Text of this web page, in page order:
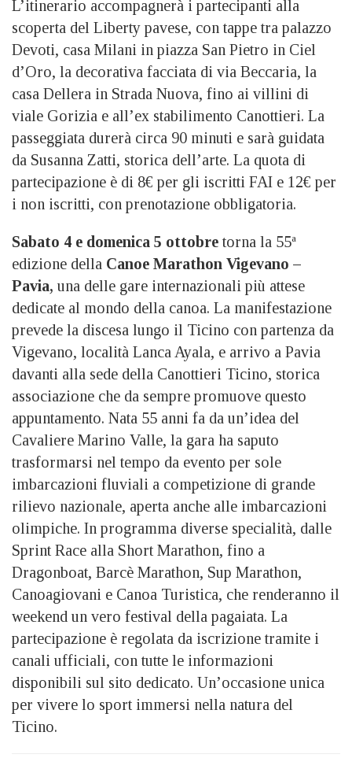
L’itinerario accompagnerà i partecipanti alla
scoperta del Liberty pavese, con tappe tra palazzo
Devoti, casa Milani in piazza San Pietro in Ciel
d’Oro, la decorativa facciata di via Beccaria, la
casa Dellera in Strada Nuova, fino ai villini di
viale Gorizia e all’ex stabilimento Canottieri. La
passeggiata durerà circa 90 minuti e sarà guidata
da Susanna Zatti, storica dell’arte. La quota di
partecipazione è di 8€ per gli iscritti FAI e 12€ per
i non iscritti, con prenotazione obbligatoria.
Sabato 4 e domenica 5 ottobre torna la 55ª
edizione della Canoe Marathon Vigevano –
Pavia, una delle gare internazionali più attese
dedicate al mondo della canoa. La manifestazione
prevede la discesa lungo il Ticino con partenza da
Vigevano, località Lanca Ayala, e arrivo a Pavia
davanti alla sede della Canottieri Ticino, storica
associazione che da sempre promuove questo
appuntamento. Nata 55 anni fa da un’idea del
Cavaliere Marino Valle, la gara ha saputo
trasformarsi nel tempo da evento per sole
imbarcazioni fluviali a competizione di grande
rilievo nazionale, aperta anche alle imbarcazioni
olimpiche. In programma diverse specialità, dalle
Sprint Race alla Short Marathon, fino a
Dragonboat, Barcè Marathon, Sup Marathon,
Canoagiovani e Canoa Turistica, che renderanno il
weekend un vero festival della pagaiata. La
partecipazione è regolata da iscrizione tramite i
canali ufficiali, con tutte le informazioni
disponibili sul sito dedicato. Un’occasione unica
per vivere lo sport immersi nella natura del
Ticino.